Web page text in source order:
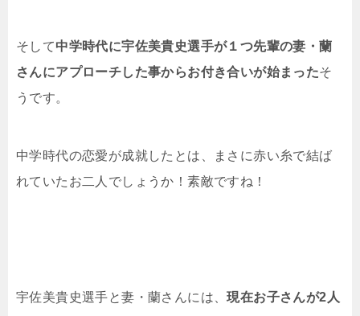
そして中学時代に宇佐美貴史選手が１つ先輩の妻・蘭
さんにアプローチした事からお付き合いが始まったそ
うです。
中学時代の恋愛が成就したとは、まさに赤い糸で結ば
れていたお二人でしょうか！素敵ですね！
宇佐美貴史選手と妻・蘭さんには、現在お子さんが2人